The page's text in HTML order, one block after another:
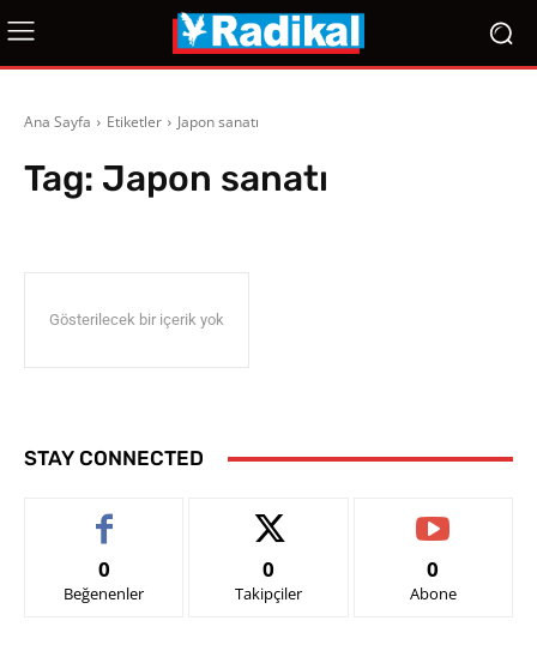
Ana Sayfa Etiketler Japon sanatı
Tag: Japon sanatı
Gösterilecek bir içerik yok
STAY CONNECTED
0
Beğenenler
0
Takipçiler
0
Abone